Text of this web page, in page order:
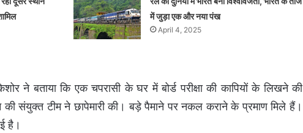
में जुड़ा एक और नया पंख
April 4, 2025
ने बताया कि एक चपरासी के घर में बोर्ड परीक्षा की कापियों के लिखने की
संयुक्त टीम ने छापेमारी की। बड़े पैमाने पर नकल कराने के प्रमाण मिले हैं।
है।